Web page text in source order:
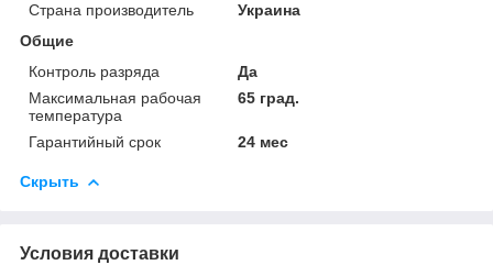
Страна производитель
Украина
Общие
Контроль разряда
Да
Максимальная рабочая
температура
65 град.
Гарантийный срок 24 мес
Скрыть
Условия доставки